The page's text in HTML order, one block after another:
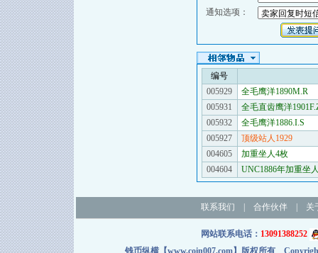
通知选项：
编号
005929
全毛鹰洋1890M.R
005931
全毛直齿鹰洋
005932
全毛鹰洋1886.I.S
005927
顶级站人1929
004605
加重坐人4枚
004604
UNC1886年加重坐
联系我们 合作伙伴| 关
网站联系电话： 13091388252
钱币纵横【www.coin007.com】版权所有